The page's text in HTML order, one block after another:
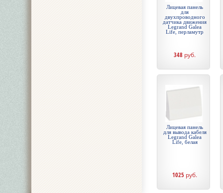
Лицевая панель
для
двухпроводного
датчика движения
Legrand Galea
Life, перламутр
348 руб.
Лицевая панель
для вывода кабеля
Legrand Galea
Life, белая
1025 руб.